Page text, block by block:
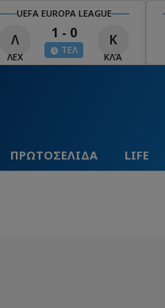
UEFA EUROPA LEAGUE
Λ
ΛΕΧ
1 - 0
ΤΕΛ
Κ
ΚΛΆ
ΠΡΩΤΟΣΕΛΙΔΑ LIFE